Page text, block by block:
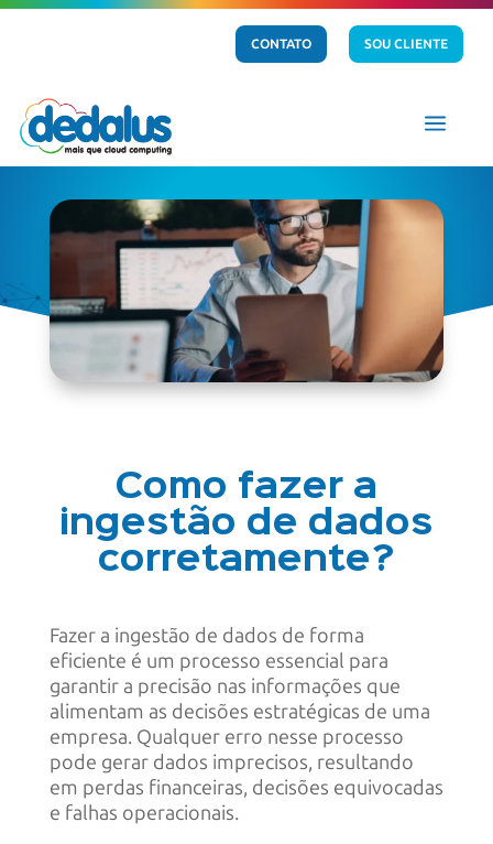
CONTATO SOU CLIENTE
a
Como fazer a
ingestão de dados
corretamente?
Fazer a ingestão de dados de forma
eficiente é um processo essencial para
garantir a precisão nas informações que
alimentam as decisões estratégicas de uma
empresa. Qualquer erro nesse processo
pode gerar dados imprecisos, resultando
em perdas financeiras, decisões equivocadas
e falhas operacionais.